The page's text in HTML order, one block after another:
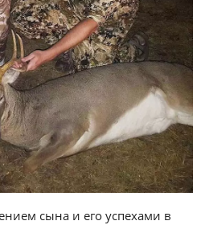
сына и его успехами в